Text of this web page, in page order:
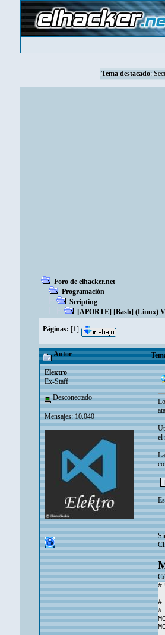
Tema destacado:
Foro de elhacker.net
Programación
Scripting
[APORTE] [Bash] (Linux)
Páginas: [1]
Autor
Eleкtro
Ex-Staff
Desconectado
Mensajes: 10.040
el
#
#